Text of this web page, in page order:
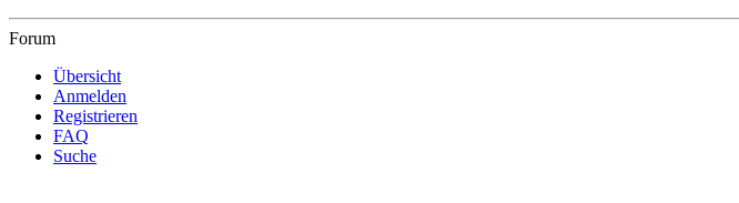
Forum
Übersicht
Anmelden
Registrieren
FAQ
Suche